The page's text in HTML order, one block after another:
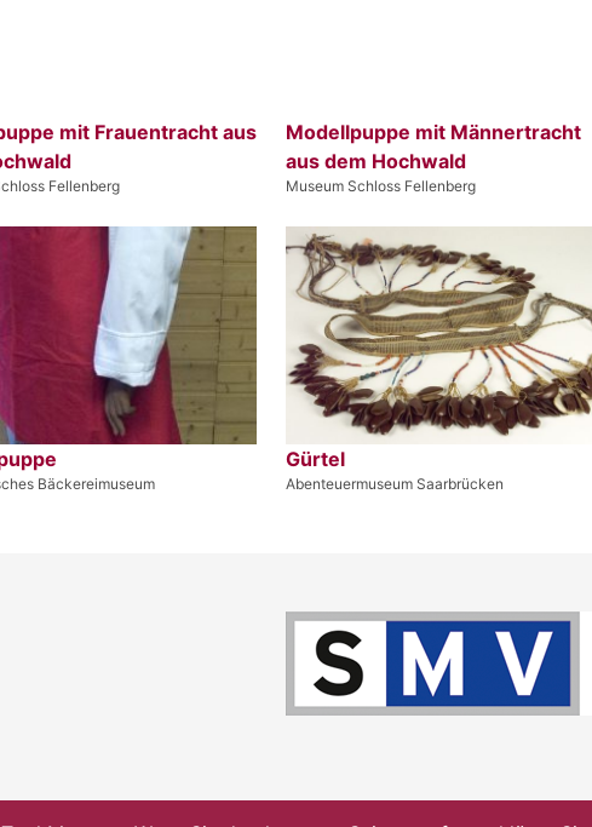
mit Frauentracht aus
Fellenberg
Modellpuppe mit Männertracht
aus dem Hochwald
Museum Schloss Fellenberg
Bäckereimuseum
Gürtel
Abenteuermuseum Saarbrücken